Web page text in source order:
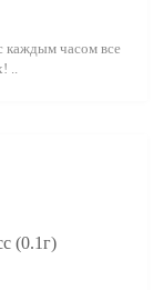
каждым часом все